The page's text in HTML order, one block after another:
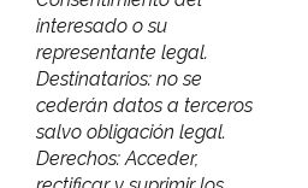
interesado o su
representante legal.
Destinatarios: no se
cederán datos a terceros
salvo obligación legal.
Derechos: Acceder,